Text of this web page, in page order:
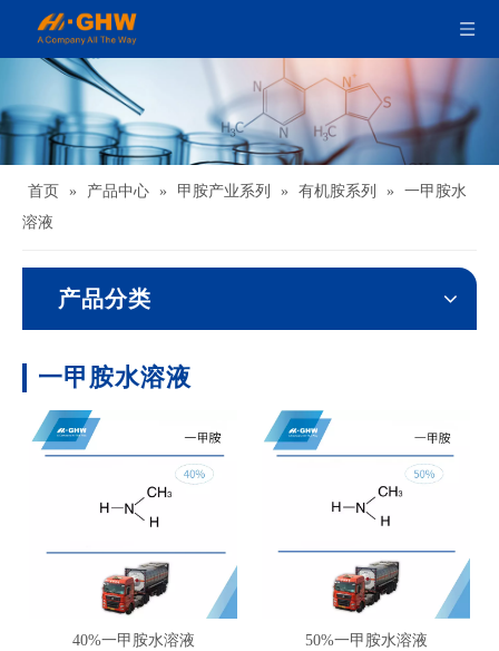
首页 » 产品中心 » 甲胺产业系列 » 有机胺系列 »
一甲胺水
溶液
产品分类
一甲胺水溶液
40%一甲胺水溶液 50%一甲胺水溶液